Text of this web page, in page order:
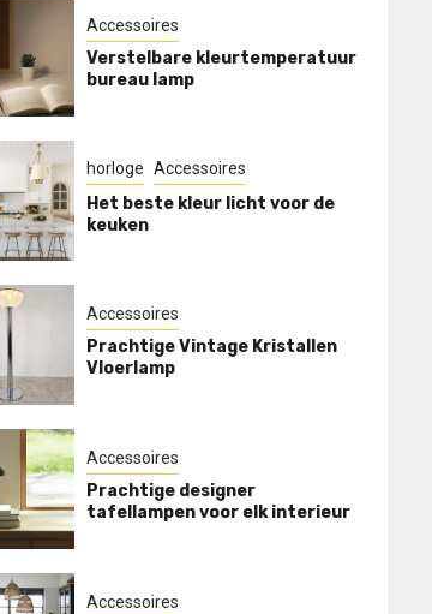
Accessoires
Verstelbare kleurtemperatuur
bureau lamp
horloge Accessoires
Het beste kleur licht voor de
keuken
Accessoires
Prachtige Vintage Kristallen
Vloerlamp
Accessoires
Prachtige designer
tafellampen voor elk interieur
Accessoires